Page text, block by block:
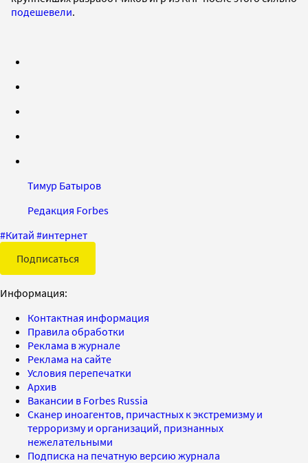
подешевели.
Тимур Батыров
Редакция Forbes
#Китай #интернет
Подписаться
Информация:
Контактная информация
Правила обработки
Реклама в журнале
Реклама на сайте
Условия перепечатки
Архив
Вакансии в Forbes Russia
Сканер иноагентов, причастных к экстремизму и
терроризму и организаций, признанных
нежелательными
Подписка на печатную версию журнала